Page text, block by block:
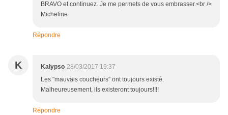
BRAVO et continuez. Je me permets de vous embrasser.<br />
Micheline
Répondre
K Kalypso 28/03/2017 19:37
Les "mauvais coucheurs" ont toujours existé.
Malheureusement, ils existeront toujours!!!!
Répondre